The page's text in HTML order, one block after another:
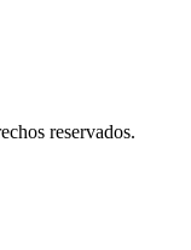
reservados.